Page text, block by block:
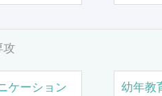
攻
ケーション
幼年教